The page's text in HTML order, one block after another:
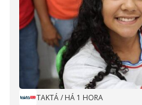
TAKTÁ/ HÁ 1 HORA